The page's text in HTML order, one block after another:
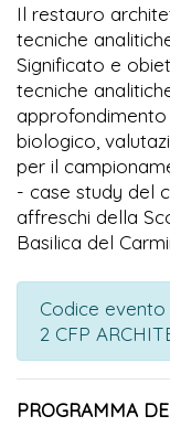
Il restauro
tecniche
Significato e
tecniche
biologico,
per il
- case study del
affreschi della
Basilica del
Codice evento
2 CFP
PROGRAMMA